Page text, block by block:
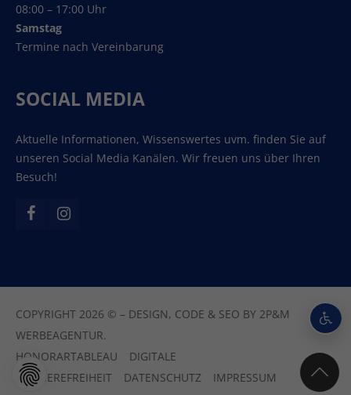
08:00 – 17:00 Uhr
Samstag
Termine nach Vereinbarung
SOCIAL MEDIA
Aktuelle Informationen, Wissenswertes uvm. finden Sie auf
unseren Social Media Kanälen. Wir freuen uns über Ihren
Besuch!
COPYRIGHT 2026 © – DESIGN, CODE & SEO BY 2P&M
WERBEAGENTUR.
HONORARTABLEAU
DIGITALE
BARRIEREFREIHEIT
DATENSCHUTZ IMPRESSUM